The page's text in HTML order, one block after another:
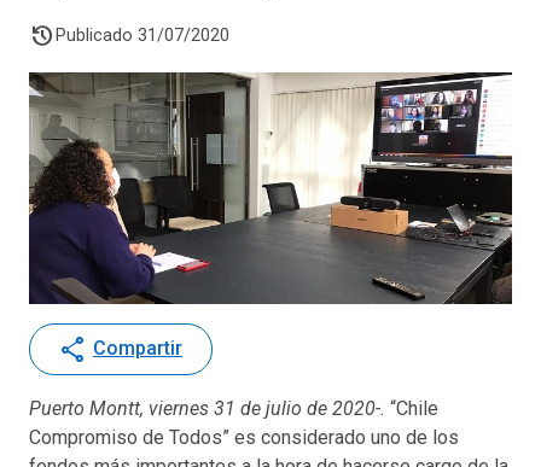
history Publicado 31/07/2020
share Compartir
Puerto Montt, viernes 31 de julio de 2020-. “Chile
Compromiso de Todos” es considerado uno de los